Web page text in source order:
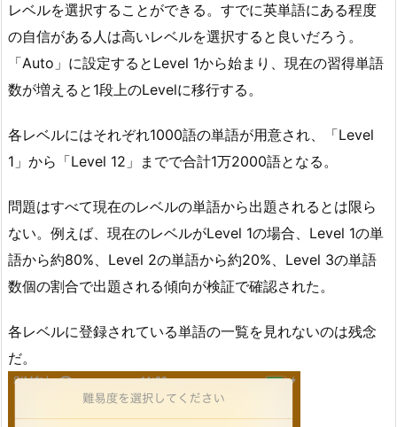
レベルを選択することができる。すでに英単語にある程度
の自信がある人は高いレベルを選択すると良いだろう。
「Auto」に設定するとLevel 1から始まり、現在の習得単語
数が増えると1段上のLevelに移行する。
各レベルにはそれぞれ1000語の単語が用意され、「Level
1」から「Level 12」までで合計1万2000語となる。
問題はすべて現在のレベルの単語から出題されるとは限ら
ない。例えば、現在のレベルがLevel 1の場合、Level 1の単
語から約80%、Level 2の単語から約20%、Level 3の単語
数個の割合で出題される傾向が検証で確認された。
各レベルに登録されている単語の一覧を見れないのは残念
だ。